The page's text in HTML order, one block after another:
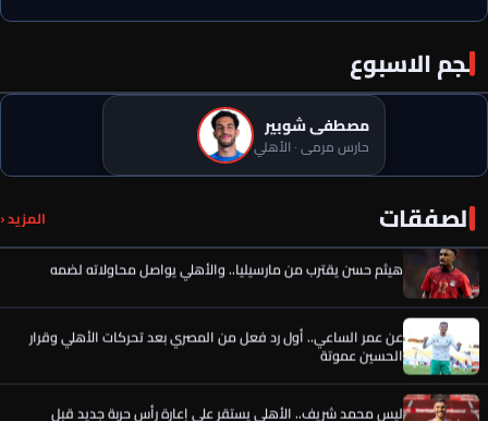
نجم الاسبوع
مصطفى شوبير
حارس مرمى · الأهلي
الصفقات المزيد ‹
5 خاسرين من انتقال محمد صلاح إلى طرابزون التركي.. لطمة لهذه
الأطراف
هيثم حسن يقترب من مارسيليا.. والأهلي يواصل محاولاته لضمه
عن عمر الساعي.. أول رد فعل من المصري بعد تحركات الأهلي وقرار
ليس محمد شريف.. الأهلي يستقر على إعارة رأس حربة جديد قبل
انطلاق الموسم